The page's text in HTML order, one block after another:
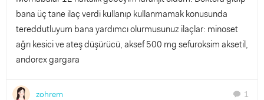
bana üç tane ilaç verdi kullanıp kullanmamak konusunda
tereddutluyum bana yardımcı olurmusunuz ilaçlar: minoset
ağrı kesici ve ateş düşürücü, aksef 500 mg sefuroksim aksetil,
andorex gargara
zohrem chat 1